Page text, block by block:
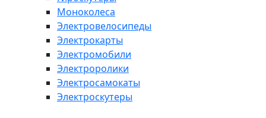
Моноколеса
Электровелосипеды
Электрокарты
Электромобили
Электроролики
Электросамокаты
Электроскутеры